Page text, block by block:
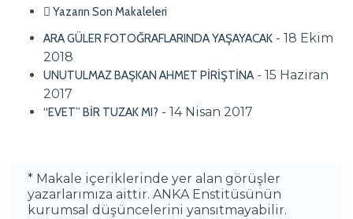
Yazarın Son Makaleleri
ARA GÜLER FOTOĞRAFLARINDA YAŞAYACAK - 18 Ekim
2018
UNUTULMAZ BAŞKAN AHMET PİRİŞTİNA - 15 Haziran
2017
“EVET” BİR TUZAK MI? - 14 Nisan 2017
* Makale içeriklerinde yer alan görüşler
yazarlarımıza aittir. ANKA Enstitüsünün
kurumsal düşüncelerini yansıtmayabilir.